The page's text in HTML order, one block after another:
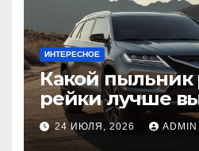
ИНТЕРЕСНОЕ
Какой пыльник
рейки лучше
оригинальный
резина или
24 ИЮЛЯ, 2026 ADMIN